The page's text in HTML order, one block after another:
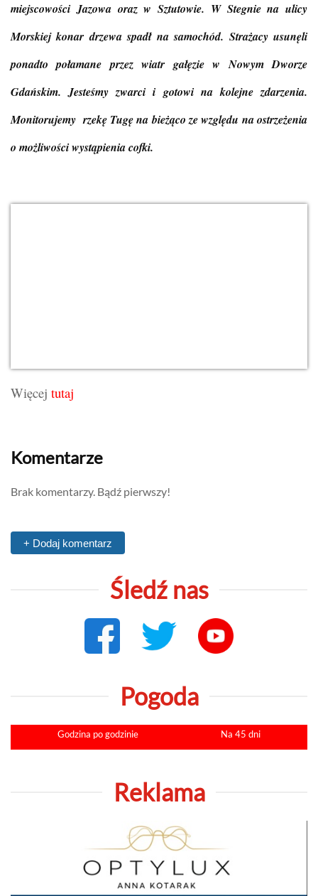
miejscowości Jazowa oraz w Sztutowie. W Stegnie na ulicy
Morskiej konar drzewa spadł na samochód. Strażacy usunęli
ponadto połamane przez wiatr gałęzie w Nowym Dworze
Gdańskim. Jesteśmy zwarci i gotowi na kolejne zdarzenia.
Monitorujemy rzekę Tugę na bieżąco ze względu na ostrzeżenia
o możliwości wystąpienia cofki.
Więcej tutaj
Komentarze
Brak komentarzy. Bądź pierwszy!
+ Dodaj komentarz
Śledź nas
Pogoda
Godzina po godzinie Na 45 dni
Reklama